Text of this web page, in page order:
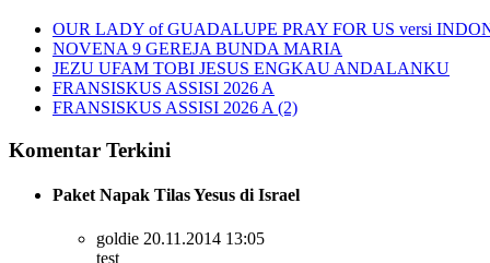
OUR LADY of GUADALUPE PRAY FOR US versi
NOVENA 9 GEREJA BUNDA MARIA
JEZU UFAM TOBI JESUS ENGKAU ANDALANKU
FRANSISKUS ASSISI 2026 A
FRANSISKUS ASSISI 2026 A (2)
Komentar Terkini
Paket Napak Tilas Yesus di Israel
goldie 20.11.2014 13:05
test